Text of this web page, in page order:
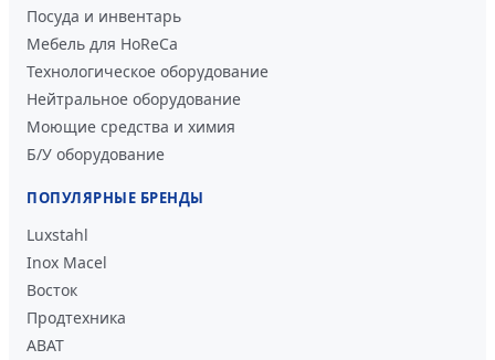
Посуда и инвентарь
Мебель для HoReCa
Технологическое оборудование
Нейтральное оборудование
Моющие средства и химия
Б/У оборудование
ПОПУЛЯРНЫЕ БРЕНДЫ
Luxstahl
Inox Macel
Восток
Продтехника
ABAT